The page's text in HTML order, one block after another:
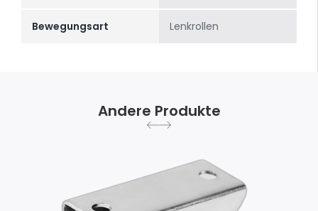
Bewegungsart Lenkrollen
Andere Produkte